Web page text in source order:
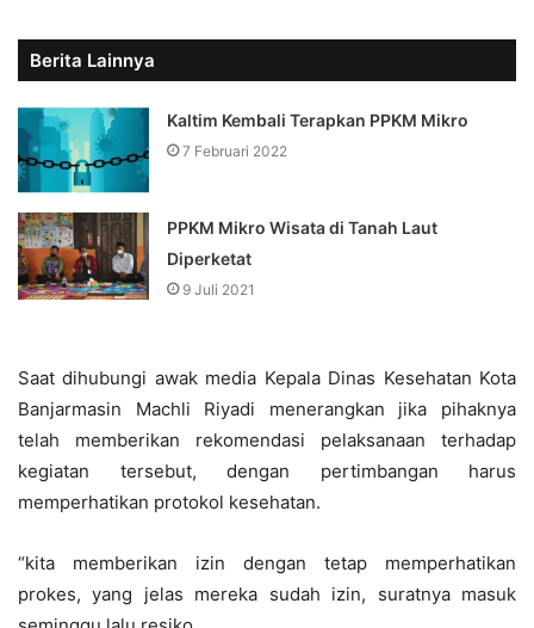
Berita Lainnya
Kaltim Kembali Terapkan PPKM Mikro
7 Februari 2022
PPKM Mikro Wisata di Tanah Laut
Diperketat
9 Juli 2021
Saat dihubungi awak media Kepala Dinas Kesehatan Kota
Banjarmasin Machli Riyadi menerangkan jika pihaknya
telah memberikan rekomendasi pelaksanaan terhadap
kegiatan tersebut, dengan pertimbangan harus
memperhatikan protokol kesehatan.
“kita memberikan izin dengan tetap memperhatikan
prokes, yang jelas mereka sudah izin, suratnya masuk